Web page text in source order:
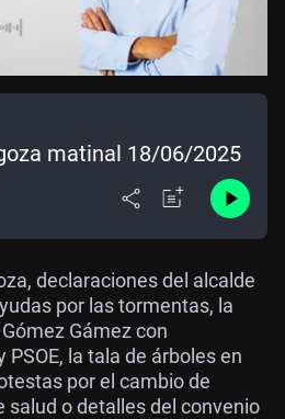
matinal 18/06/2025
declaraciones del alcalde
por las tormentas, la
Gámez con
PSOE, la tala de árboles en
por el cambio de
salud o detalles del convenio